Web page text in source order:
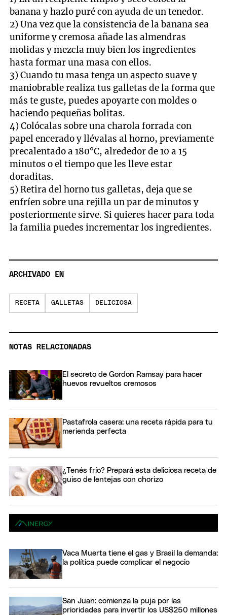
banana y hazlo puré con ayuda de un tenedor.
2) Una vez que la consistencia de la banana sea
uniforme y cremosa añade las almendras
molidas y mezcla muy bien los ingredientes
hasta formar una masa con ellos.
3) Cuando tu masa tenga un aspecto suave y
maniobrable realiza tus galletas de la forma que
más te guste, puedes apoyarte con moldes o
haciendo pequeñas bolitas.
4) Colócalas sobre una charola forrada con
papel encerado y llévalas al horno, previamente
precalentado a 180°C, alrededor de 10 a 15
minutos o el tiempo que les lleve estar
doraditas.
5) Retira del horno tus galletas, deja que se
enfríen sobre una rejilla un par de minutos y
posteriormente sirve. Si quieres hacer para toda
la familia puedes incrementar los ingredientes.
ARCHIVADO EN
RECETA GALLETAS DELICIOSA
NOTAS RELACIONADAS
El secreto de Gordon Ramsay para hacer
huevos revueltos cremosos
Pastafrola casera: una receta rápida para tu
merienda perfecta
¿Tenés frío? Prepará esta deliciosa receta de
guiso de lentejas con chorizo
Vaca Muerta tiene el gas y Brasil la demanda:
la política puede complicar el negocio
San Juan: comienza la puja por las
prioridades para invertir los US$250 millones